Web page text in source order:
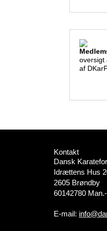
oversigt
af DKarF
Kontakt
Dansk
Idrættens Hus
2605 Brøndby
60142780
E-mail: